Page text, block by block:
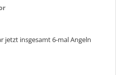
jetzt insgesamt 6-mal Angeln